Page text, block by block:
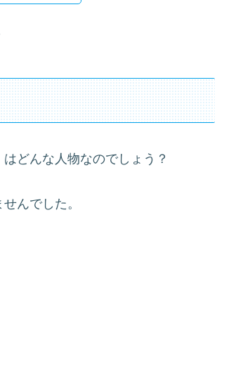
どんな人物なのでしょう？
んでした。